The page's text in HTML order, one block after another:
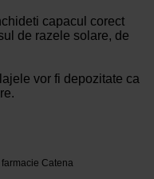
capacul corect
de razele solare, de
vor fi depozitate ca
Catena